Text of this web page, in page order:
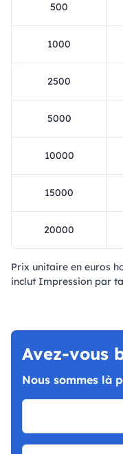
500
1000
2500
5000
10000
15000
20000
Prix ​​unitaire en euros
inclut Impression par
Avez-vous
Nous sommes là